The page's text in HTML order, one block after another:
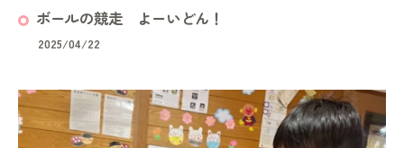
ボールの競走 よーいどん！
2025/04/22